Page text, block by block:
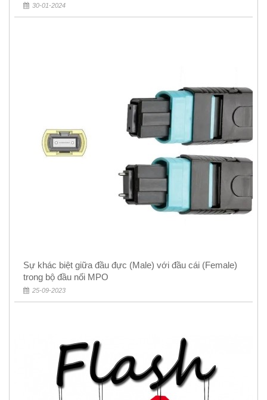
30-01-2024
Sự khác biệt giữa đầu đực (Male) với đầu cái (Female)
trong bộ đầu nối MPO
25-09-2023